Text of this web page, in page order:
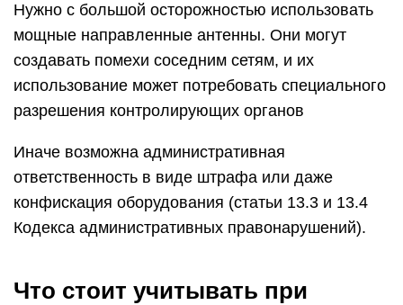
Нужно с большой осторожностью использовать
мощные направленные антенны. Они могут
создавать помехи соседним сетям, и их
использование может потребовать специального
разрешения контролирующих органов
Иначе возможна административная
ответственность в виде штрафа или даже
конфискация оборудования (статьи 13.3 и 13.4
Кодекса административных правонарушений).
Что стоит учитывать при